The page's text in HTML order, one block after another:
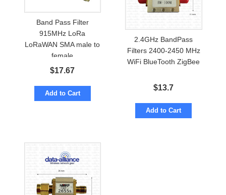
Band Pass Filter
915MHz LoRa
LoRaWAN SMA male to
female
$17.67
Add to Cart
2.4GHz BandPass
Filters 2400-2450 MHz
WiFi BlueTooth ZigBee
$13.7
Add to Cart